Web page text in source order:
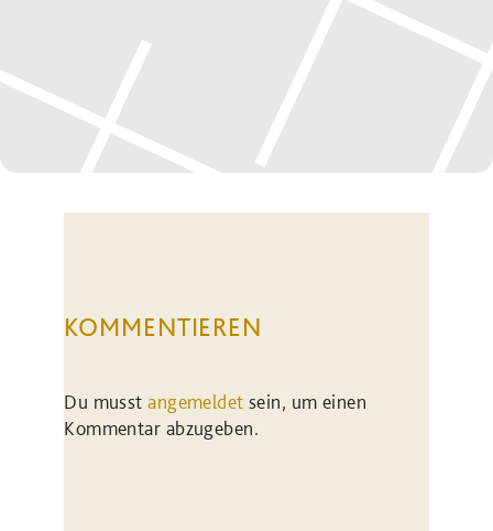
KOMMENTIEREN
Du musstangemeldet sein, um einen
Kommentar abzugeben.